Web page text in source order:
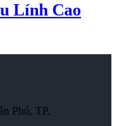
Lính Cao
Phú, TP.